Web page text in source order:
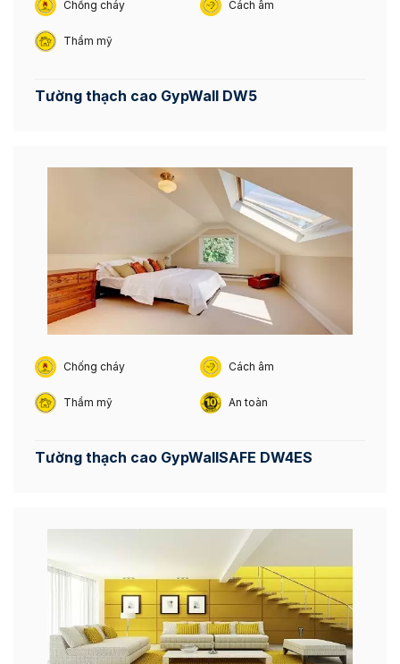
Chống cháy Cách âm
Thẩm mỹ
Tường thạch cao GypWall DW5
Chống cháy Cách âm
Thẩm mỹ An toàn
Tường thạch cao GypWallSAFE DW4ES